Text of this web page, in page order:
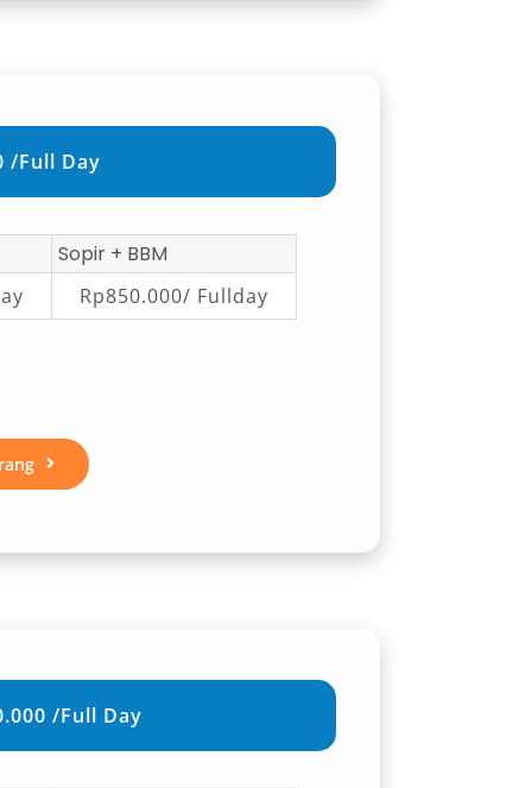
/Full Day
Sopir + BBM
Rp850.000/ Fullday
/Full Day